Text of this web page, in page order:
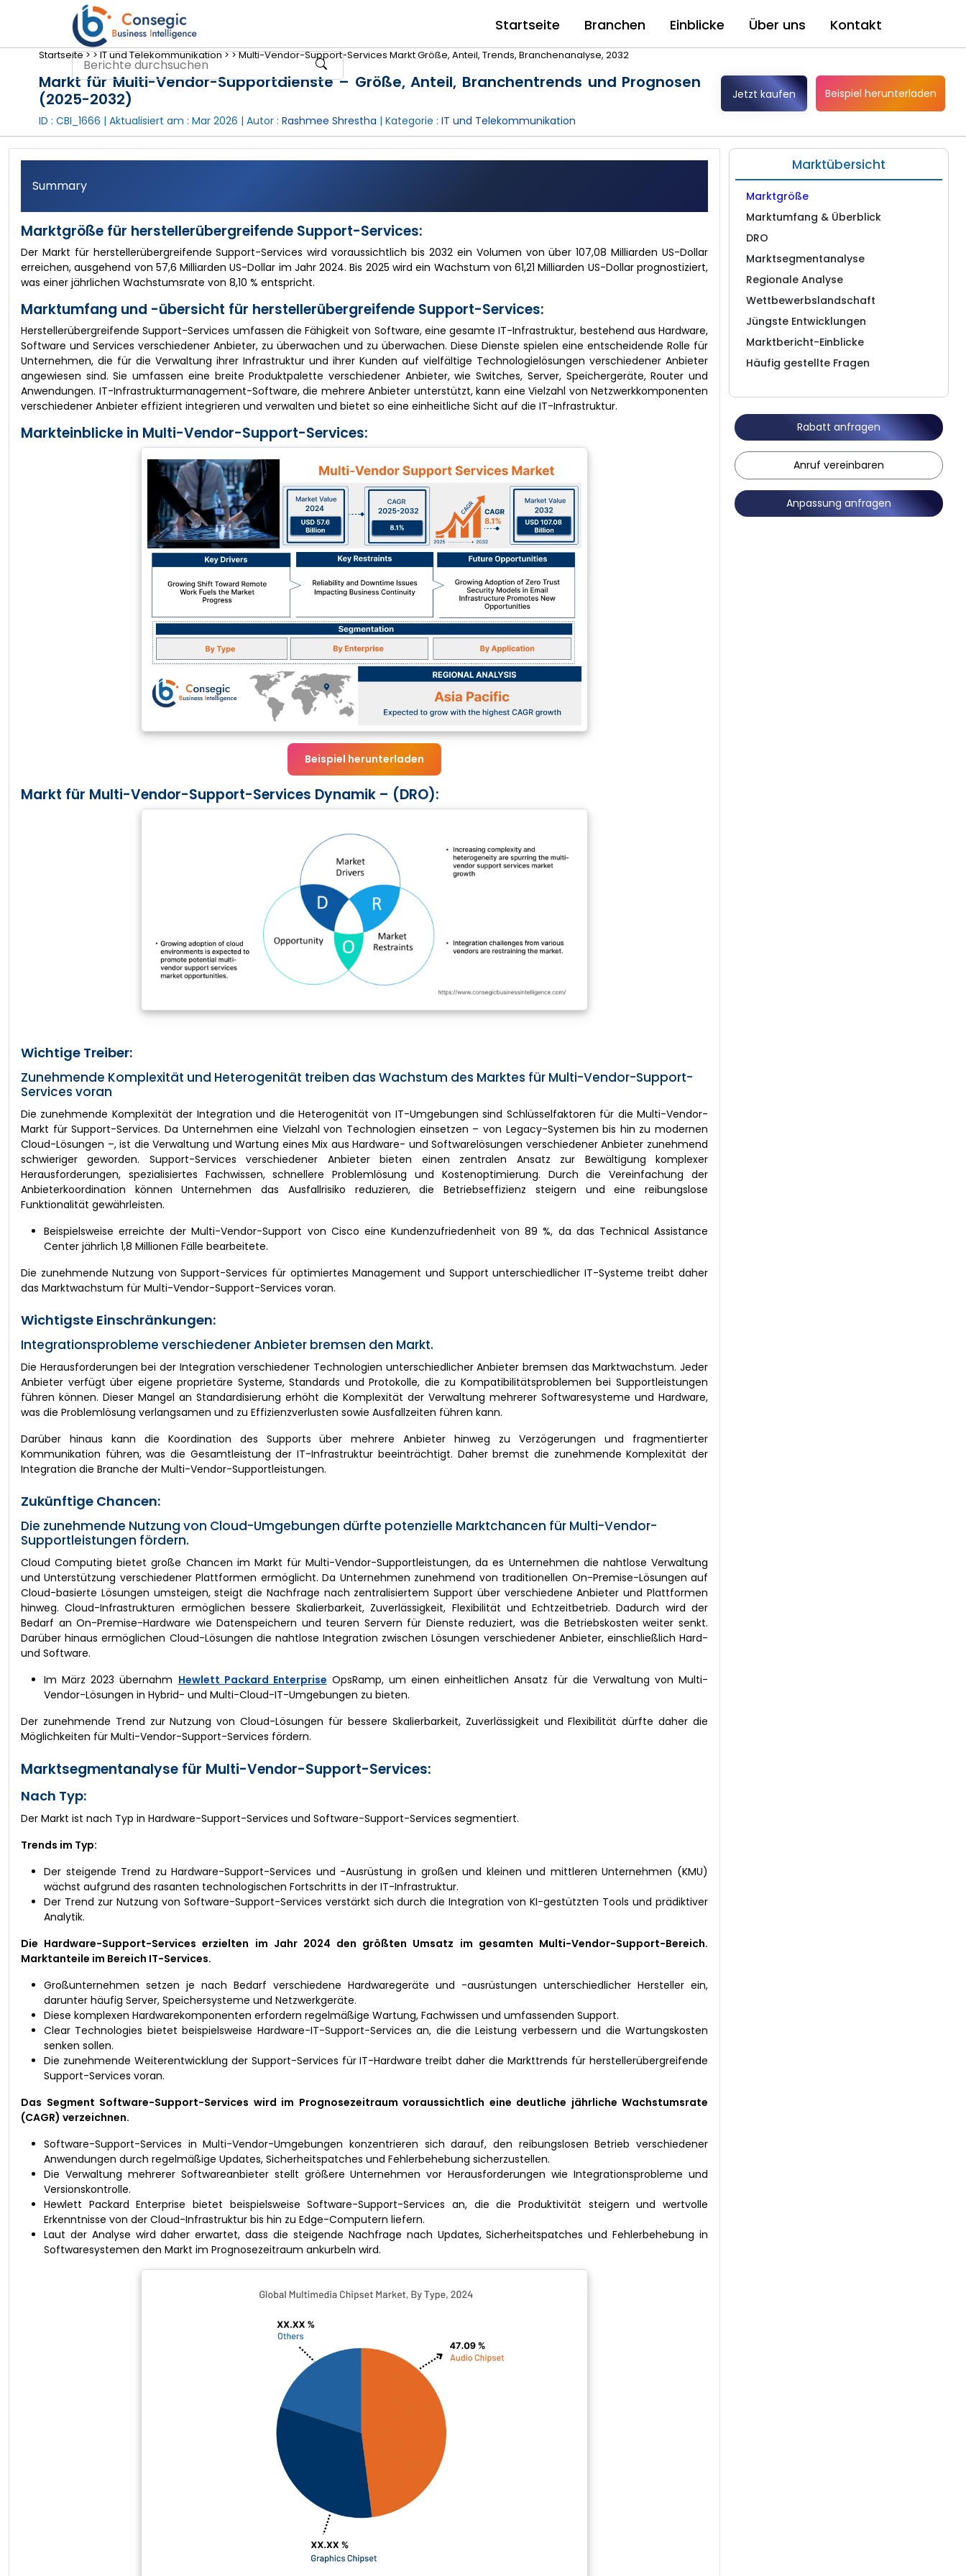
Startseite Branchen Einblicke Über uns Kontakt
Startseite >>IT und Telekommunikation >>Multi-Vendor-Support-Services Markt Größe, Anteil, Trends, Branchenanalyse, 2032
Markt für Multi-Vendor-Supportdienste – Größe, Anteil, Branchentrends und Prognosen
(2025-2032)
ID : CBI_1666 | Aktualisiert am : Mar 2026 | Autor : Rashmee Shrestha | Kategorie : IT und Telekommunikation
Jetzt kaufen Beispiel herunterladen
Summary
Marktgröße für herstellerübergreifende Support-Services:
Der Markt für herstellerübergreifende Support-Services wird voraussichtlich bis 2032 ein Volumen von über 107,08 Milliarden US-Dollar
erreichen, ausgehend von 57,6 Milliarden US-Dollar im Jahr 2024. Bis 2025 wird ein Wachstum von 61,21 Milliarden US-Dollar prognostiziert,
was einer jährlichen Wachstumsrate von 8,10 % entspricht.
Marktumfang und -übersicht für herstellerübergreifende Support-Services:
Herstellerübergreifende Support-Services umfassen die Fähigkeit von Software, eine gesamte IT-Infrastruktur, bestehend aus Hardware,
Software und Services verschiedener Anbieter, zu überwachen und zu überwachen. Diese Dienste spielen eine entscheidende Rolle für
Unternehmen, die für die Verwaltung ihrer Infrastruktur und ihrer Kunden auf vielfältige Technologielösungen verschiedener Anbieter
angewiesen sind. Sie umfassen eine breite Produktpalette verschiedener Anbieter, wie Switches, Server, Speichergeräte, Router und
Anwendungen. IT-Infrastrukturmanagement-Software, die mehrere Anbieter unterstützt, kann eine Vielzahl von Netzwerkkomponenten
verschiedener Anbieter effizient integrieren und verwalten und bietet so eine einheitliche Sicht auf die IT-Infrastruktur.
Markteinblicke in Multi-Vendor-Support-Services:
Beispiel herunterladen
Markt für Multi-Vendor-Support-Services Dynamik – (DRO):
Wichtige Treiber:
Zunehmende Komplexität und Heterogenität treiben das Wachstum des Marktes für Multi-Vendor-Support-
Services voran
Die zunehmende Komplexität der Integration und die Heterogenität von IT-Umgebungen sind Schlüsselfaktoren für die Multi-Vendor-
Markt für Support-Services. Da Unternehmen eine Vielzahl von Technologien einsetzen – von Legacy-Systemen bis hin zu modernen
Cloud-Lösungen –, ist die Verwaltung und Wartung eines Mix aus Hardware- und Softwarelösungen verschiedener Anbieter zunehmend
schwieriger geworden. Support-Services verschiedener Anbieter bieten einen zentralen Ansatz zur Bewältigung komplexer
Herausforderungen, spezialisiertes Fachwissen, schnellere Problemlösung und Kostenoptimierung. Durch die Vereinfachung der
Anbieterkoordination können Unternehmen das Ausfallrisiko reduzieren, die Betriebseffizienz steigern und eine reibungslose
Funktionalität gewährleisten.
Beispielsweise erreichte der Multi-Vendor-Support von Cisco eine Kundenzufriedenheit von 89 %, da das Technical Assistance
Center jährlich 1,8 Millionen Fälle bearbeitete.
Die zunehmende Nutzung von Support-Services für optimiertes Management und Support unterschiedlicher IT-Systeme treibt daher
das Marktwachstum für Multi-Vendor-Support-Services voran.
Wichtigste Einschränkungen:
Integrationsprobleme verschiedener Anbieter bremsen den Markt.
Die Herausforderungen bei der Integration verschiedener Technologien unterschiedlicher Anbieter bremsen das Marktwachstum. Jeder
Anbieter verfügt über eigene proprietäre Systeme, Standards und Protokolle, die zu Kompatibilitätsproblemen bei Supportleistungen
führen können. Dieser Mangel an Standardisierung erhöht die Komplexität der Verwaltung mehrerer Softwaresysteme und Hardware,
was die Problemlösung verlangsamen und zu Effizienzverlusten sowie Ausfallzeiten führen kann.
Darüber hinaus kann die Koordination des Supports über mehrere Anbieter hinweg zu Verzögerungen und fragmentierter
Kommunikation führen, was die Gesamtleistung der IT-Infrastruktur beeinträchtigt. Daher bremst die zunehmende Komplexität der
Integration die Branche der Multi-Vendor-Supportleistungen.
Zukünftige Chancen:
Die zunehmende Nutzung von Cloud-Umgebungen dürfte potenzielle Marktchancen für Multi-Vendor-
Supportleistungen fördern.
Cloud Computing bietet große Chancen im Markt für Multi-Vendor-Supportleistungen, da es Unternehmen die nahtlose Verwaltung
und Unterstützung verschiedener Plattformen ermöglicht. Da Unternehmen zunehmend von traditionellen On-Premise-Lösungen auf
Cloud-basierte Lösungen umsteigen, steigt die Nachfrage nach zentralisiertem Support über verschiedene Anbieter und Plattformen
hinweg. Cloud-Infrastrukturen ermöglichen bessere Skalierbarkeit, Zuverlässigkeit, Flexibilität und Echtzeitbetrieb. Dadurch wird der
Bedarf an On-Premise-Hardware wie Datenspeichern und teuren Servern für Dienste reduziert, was die Betriebskosten weiter senkt.
Darüber hinaus ermöglichen Cloud-Lösungen die nahtlose Integration zwischen Lösungen verschiedener Anbieter, einschließlich Hard-
und Software.
Im März 2023 übernahm Hewlett Packard Enterprise OpsRamp, um einen einheitlichen Ansatz für die Verwaltung von Multi-
Vendor-Lösungen in Hybrid- und Multi-Cloud-IT-Umgebungen zu bieten.
Der zunehmende Trend zur Nutzung von Cloud-Lösungen für bessere Skalierbarkeit, Zuverlässigkeit und Flexibilität dürfte daher die
Möglichkeiten für Multi-Vendor-Support-Services fördern.
Marktsegmentanalyse für Multi-Vendor-Support-Services:
Nach Typ:
Der Markt ist nach Typ in Hardware-Support-Services und Software-Support-Services segmentiert.
Trends im Typ:
Der steigende Trend zu Hardware-Support-Services und -Ausrüstung in großen und kleinen und mittleren Unternehmen (KMU)
wächst aufgrund des rasanten technologischen Fortschritts in der IT-Infrastruktur.
Der Trend zur Nutzung von Software-Support-Services verstärkt sich durch die Integration von KI-gestützten Tools und prädiktiver
Analytik.
Die Hardware-Support-Services erzielten im Jahr 2024 den größten Umsatz im gesamten Multi-Vendor-Support-Bereich.
Marktanteile im Bereich IT-Services.
Großunternehmen setzen je nach Bedarf verschiedene Hardwaregeräte und -ausrüstungen unterschiedlicher Hersteller ein,
darunter häufig Server, Speichersysteme und Netzwerkgeräte.
Diese komplexen Hardwarekomponenten erfordern regelmäßige Wartung, Fachwissen und umfassenden Support.
Clear Technologies bietet beispielsweise Hardware-IT-Support-Services an, die die Leistung verbessern und die Wartungskosten
senken sollen.
Die zunehmende Weiterentwicklung der Support-Services für IT-Hardware treibt daher die Markttrends für herstellerübergreifende
Support-Services voran.
Das Segment Software-Support-Services wird im Prognosezeitraum voraussichtlich eine deutliche jährliche Wachstumsrate
(CAGR) verzeichnen.
Software-Support-Services in Multi-Vendor-Umgebungen konzentrieren sich darauf, den reibungslosen Betrieb verschiedener
Anwendungen durch regelmäßige Updates, Sicherheitspatches und Fehlerbehebung sicherzustellen.
Die Verwaltung mehrerer Softwareanbieter stellt größere Unternehmen vor Herausforderungen wie Integrationsprobleme und
Versionskontrolle.
Hewlett Packard Enterprise bietet beispielsweise Software-Support-Services an, die die Produktivität steigern und wertvolle
Erkenntnisse von der Cloud-Infrastruktur bis hin zu Edge-Computern liefern.
Laut der Analyse wird daher erwartet, dass die steigende Nachfrage nach Updates, Sicherheitspatches und Fehlerbehebung in
Softwaresystemen den Markt im Prognosezeitraum ankurbeln wird.
Marktübersicht
Marktgröße
Marktumfang & Überblick
DRO
Marktsegmentanalyse
Regionale Analyse
Wettbewerbslandschaft
Jüngste Entwicklungen
Marktbericht-Einblicke
Häufig gestellte Fragen
Rabatt anfragen
Anruf vereinbaren
Anpassung anfragen